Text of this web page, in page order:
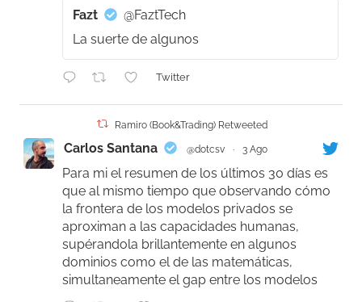
Fazt
@FaztTech
La suerte de algunos
Twitter
Ramiro (Book&Trading) Retweeted
Carlos Santana @dotcsv · 3 Ago
Para mi el resumen de los últimos 30 días es
que al mismo tiempo que observando cómo
la frontera de los modelos privados se
aproximan a las capacidades humanas,
supérandola brillantemente en algunos
dominios como el de las matemáticas,
simultaneamente el gap entre los modelos